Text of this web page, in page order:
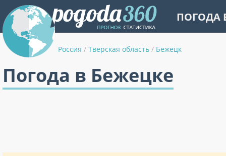
ПОГОДА
Россия / Тверская область / Бежецк
Погода в Бежецке